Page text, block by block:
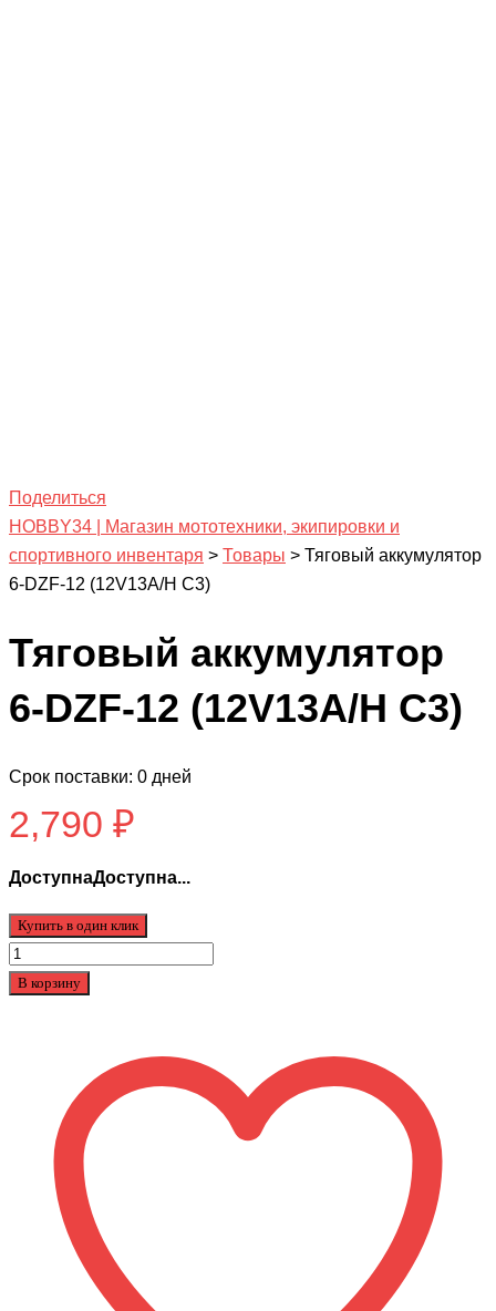
Поделиться
HOBBY34 | Магазин мототехники, экипировки и
спортивного инвентаря > Товары > Тяговый аккумулятор
6-DZF-12 (12V13A/H C3)
Тяговый аккумулятор
6-DZF-12 (12V13A/H C3)
Срок поставки: 0 дней
2,790 ₽
ДоступнаДоступна...
Купить в один клик
Количество
товара
(12V13A/H
В корзину